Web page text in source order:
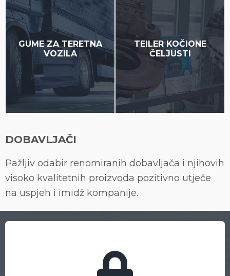
GUME ZA TERETNA
VOZILA
TEILER KOČIONE
ČELJUSTI
DOBAVLJAČI
Pažljiv odabir renomiranih dobavljača i njihovih
visoko kvalitetnih proizvoda pozitivno utječe
na uspjeh i imidž kompanije.